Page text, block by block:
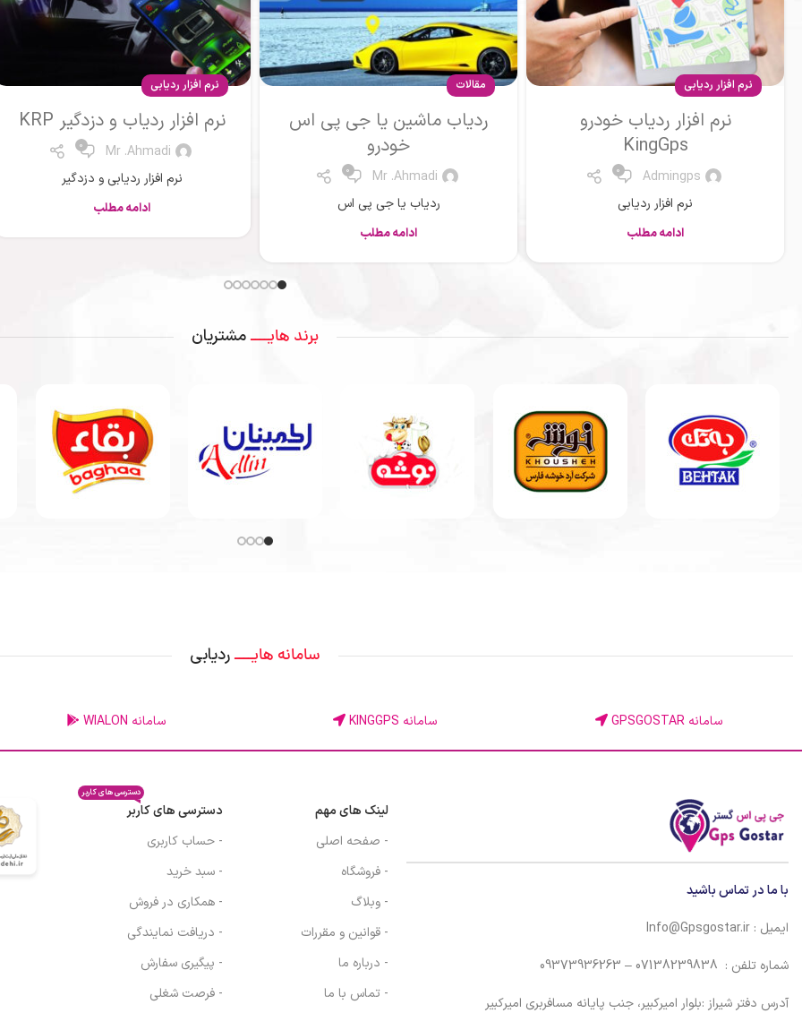
مقالات
ردیاب ماشین یا جی پی اس
خودرو
Mr .Ahmadi
0
ردیاب یا جی پی اس
ادامه مطلب
نرم افزار ردیابی
نرم افزار ردیاب و دزدگیر KRP
Mr .Ahmadi
نرم افزار ردیابی و دزدگیر
ادامه مطلب
نرم افزار ردیابی
نرم افزار ردیابی کارمندان
King
Mr .Ahmadi
نرم افزار ردیابی
ادامه مطلب
برند هایــــمشتریان
سامانه هایــــردیابی
سامانه GPSGOSTAR سامانه KINGGPS سامانه WIALON
با ما در تماس باشید
ایمیل : Info@Gpsgostar.ir
شماره تلفن : 07138239838 – 09373936263
آدرس دفتر شیراز :بلوار امیرکبیر، جنب پایانه مسافربری امیرکبیر
لینک های مهم
- صفحه اصلی
- فروشگاه
- وبلاگ
- قوانین و مقررات
- درباره ما
- تماس با ما
دسترسی های کاربر
دسترسی های کاربر
- حساب کاربری
- سبد خرید
- همکاری در فروش
- دریافت نمایندگی
- پیگیری سفارش
- فرصت شغلی